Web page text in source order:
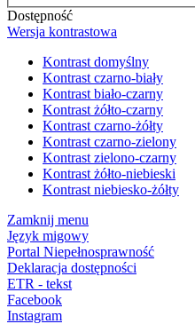
Dostępność
Wersja kontrastowa
Kontrast domyślny
Kontrast czarno-biały
Kontrast biało-czarny
Kontrast żółto-czarny
Kontrast czarno-żółty
Kontrast czarno-zielony
Kontrast zielono-czarny
Kontrast żółto-niebieski
Kontrast niebiesko-żółty
Zamknij menu
Język migowy
Portal Niepełnosprawność
Deklaracja dostępności
ETR - tekst
Facebook
Instagram